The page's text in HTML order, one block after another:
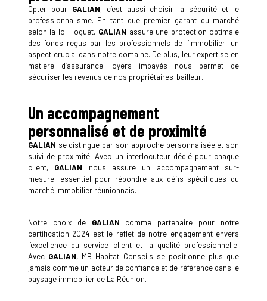
Opter pour GALIAN, c’est aussi choisir la sécurité et le
professionnalisme. En tant que premier garant du marché
selon la loi Hoguet, GALIAN assure une protection optimale
des fonds reçus par les professionnels de l’immobilier, un
aspect crucial dans notre domaine. De plus, leur expertise en
matière d’assurance loyers impayés nous permet de
sécuriser les revenus de nos propriétaires-bailleur.
Un accompagnement
personnalisé et de proximité
GALIAN se distingue par son approche personnalisée et son
suivi de proximité. Avec un interlocuteur dédié pour chaque
client, GALIAN nous assure un accompagnement sur-
mesure, essentiel pour répondre aux défis spécifiques du
marché immobilier réunionnais.
Notre choix de GALIAN comme partenaire pour notre
certification 2024 est le reflet de notre engagement envers
l’excellence du service client et la qualité professionnelle.
Avec GALIAN, MB Habitat Conseils se positionne plus que
jamais comme un acteur de confiance et de référence dans le
paysage immobilier de La Réunion.